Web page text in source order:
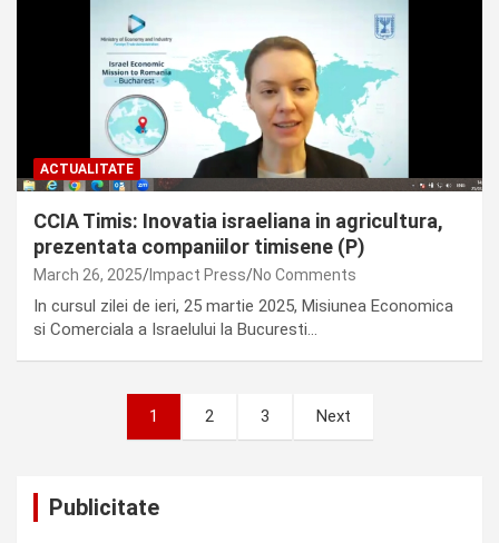
ACTUALITATE
CCIA Timis: Inovatia israeliana in agricultura,
prezentata companiilor timisene (P)
March 26, 2025 Impact Press No Comments
In cursul zilei de ieri, 25 martie 2025, Misiunea Economica
si Comerciala a Israelului la Bucuresti…
pagination
1 2 3 Next
Publicitate